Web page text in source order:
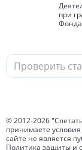
при
Фонда
© 2012-2026
принимаете условия
сайте не является
Политика защиты и